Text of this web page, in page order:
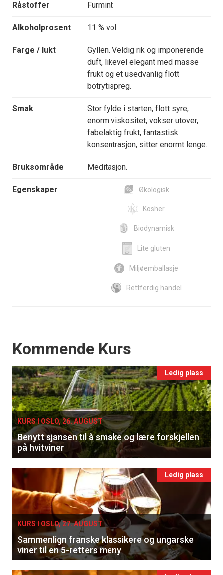
Råstoffer Furmint
Alkoholprosent 11 % vol.
Farge / lukt
Gyllen. Veldig rik og imponerende
duft, likevel elegant med masse
frukt og et usedvanlig flott
botrytispreg.
Smak
Stor fylde i starten, flott syre,
enorm viskositet, vokser utover,
fabelaktig frukt, fantastisk
konsentrasjon, sitter enormt lenge.
Bruksområde Meditasjon.
Egenskaper Økologisk
Kosher
Biodynamisk
Lite gluten
Miljøemballasje
Rettferdig handel
Events
Kommende Kurs
Ledig plass
KURS I OSLO, 26. AUGUST
Benytt sjansen til å smake og lære forskjellen
på hvitviner
Ledig plass
KURS I OSLO, 27. AUGUST
Sammenlign franske klassikere og ungarske
viner til en 5-retters meny